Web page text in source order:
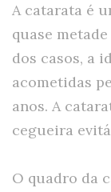
A catarata é
quase
dos casos, a
acometidas
anos. A
cegueira
O quadro da